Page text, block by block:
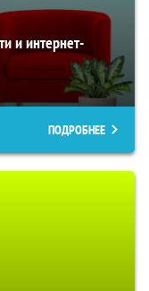
и интернет-
ПОДРОБНЕЕ